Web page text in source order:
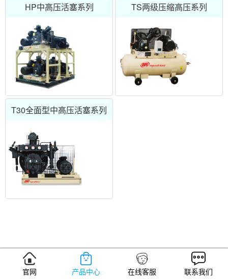
HP中高压活塞系列 TS两级压缩高压系列
T30全面型中高压活塞系列
官网 产品中心 在线客服 联系我们